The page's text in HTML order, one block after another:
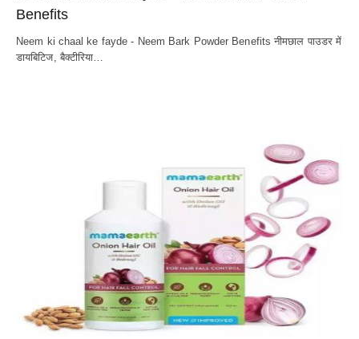
Benefits
Neem ki chaal ke fayde - Neem Bark Powder Benefits नीमछाल पाउडर में
डायबिटिज, बैक्टीरिया…